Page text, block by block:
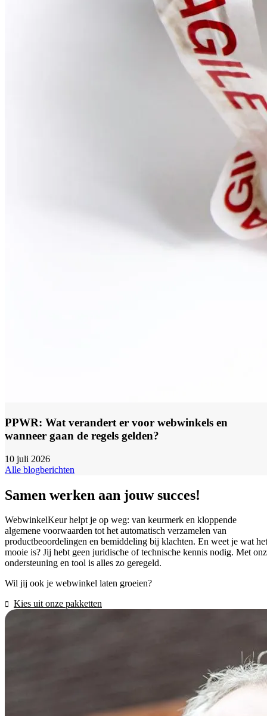
PPWR: Wat verandert er voor webwinkels en
wanneer gaan de regels gelden?
10 juli 2026
Alle blogberichten
Samen werken aan jouw succes!
WebwinkelKeur helpt je op weg: van keurmerk en kloppende
algemene voorwaarden tot het automatisch verzamelen van
productbeoordelingen en bemiddeling bij klachten. En weet je wat het
mooie is? Jij hebt geen juridische of technische kennis nodig. Met
ondersteuning en tool is alles zo geregeld.
Wil jij ook je webwinkel laten groeien?
Kies uit onze pakketten